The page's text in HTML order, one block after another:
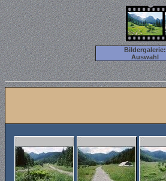
Bildergalerie:
Auswahl